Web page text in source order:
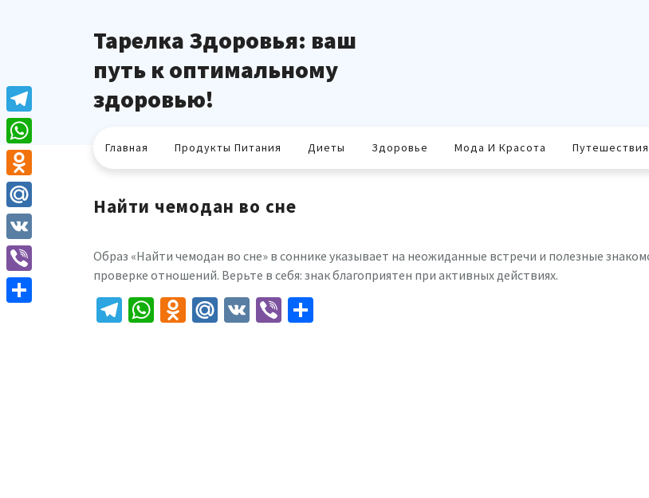
Тарелка Здоровья: ваш
путь к оптимальному
здоровью!
Главная Продукты Питания Диеты Здоровье Мода И Красота Путешествия
Найти чемодан во сне
Образ «Найти чемодан во сне» в соннике указывает на неожиданные встречи и полезные
проверке отношений. Верьте в себя: знак благоприятен при активных действиях.
Telegram
WhatsApp
Odnoklassniki
Mail.Ru
VK Viber
Telegram
WhatsApp
Odnoklassniki
Mail.Ru
VK
Viber